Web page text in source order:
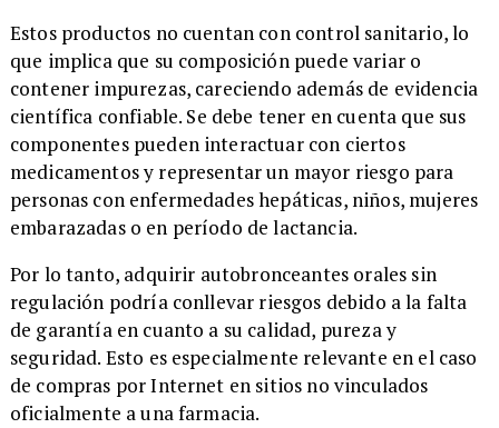
Estos productos no cuentan con control sanitario, lo
que implica que su composición puede variar o
contener impurezas, careciendo además de evidencia
científica confiable. Se debe tener en cuenta que sus
componentes pueden interactuar con ciertos
medicamentos y representar un mayor riesgo para
personas con enfermedades hepáticas, niños, mujeres
embarazadas o en período de lactancia.
Por lo tanto, adquirir autobronceantes orales sin
regulación podría conllevar riesgos debido a la falta
de garantía en cuanto a su calidad, pureza y
seguridad. Esto es especialmente relevante en el caso
de compras por Internet en sitios no vinculados
oficialmente a una farmacia.